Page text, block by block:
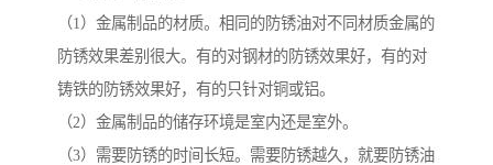
（1）金属制品的材质。相同的防锈油对不同材质金属的
防锈效果差别很大。有的对钢材的防锈效果好，有的对
铸铁的防锈效果好，有的只针对铜或铝。
（2）金属制品的储存环境是室内还是室外。
（3）需要防锈的时间长短。需要防锈越久，就要防锈油